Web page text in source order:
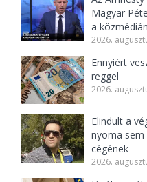
Magyar
a
2026.
Ennyiért
reggel
2026.
Elindult a
nyoma sem
cégének
2026.